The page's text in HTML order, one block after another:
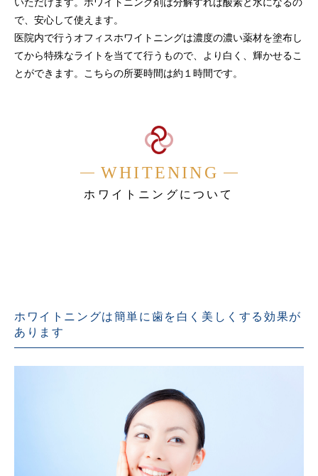
いただけます。ホワイトニング剤は分解すれば酸素と水になるの
で、安心して使えます。
医院内で行うオフィスホワイトニングは濃度の濃い薬材を塗布し
てから特殊なライトを当てて行うもので、より白く、輝かせるこ
とができます。こちらの所要時間は約‪１時‬間です。‬‬
WHITENING
ホワイトニングについて
ホワイトニングは簡単に歯を白く美しくする効果が
あります